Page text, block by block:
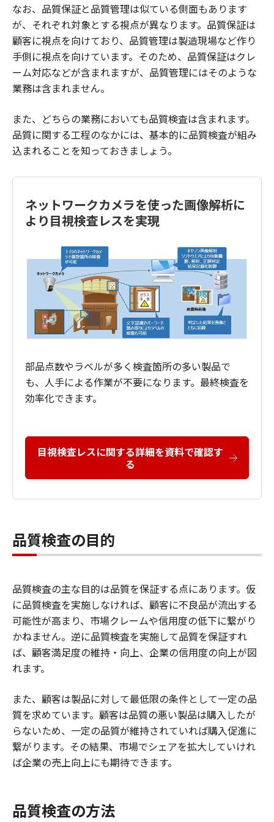
なお、品質保証と品質管理は似ている側面もあります
が、それぞれ対象とする視点が異なります。品質保証は
顧客に視点を向けており、品質管理は製造現場など作り
手側に視点を向けています。そのため、品質保証はクレ
ーム対応などが含まれますが、品質管理にはそのような
業務は含まれません。
また、どちらの業務においても品質検査は含まれます。
品質に関する工程のなかには、基本的に品質検査が組み
込まれることを知っておきましょう。
ネットワークカメラを使った画像解析に
より目視検査レスを実現
部品点数やラベルが多く検査箇所の多い製品で
も、人手による作業が不要になります。最終検査を
効率化できます。
目視検査レスに関する詳細を資料で確認す
る
品質検査の目的
品質検査の主な目的は品質を保証する点にあります。仮
に品質検査を実施しなければ、顧客に不良品が流出する
可能性が高まり、市場クレームや信用度の低下に繋がり
かねません。逆に品質検査を実施して品質を保証すれ
ば、顧客満足度の維持・向上、企業の信用度の向上が図
れます。
また、顧客は製品に対して最低限の条件として一定の品
質を求めています。顧客は品質の悪い製品は購入したが
らないため、一定の品質が維持されていれば購入促進に
繋がります。その結果、市場でシェアを拡大していけれ
ば企業の売上向上にも期待できます。
品質検査の方法